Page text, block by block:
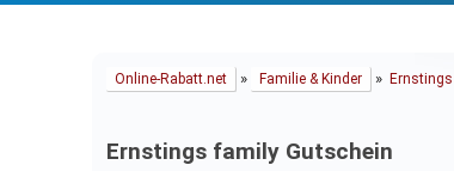
Online-Rabatt.net » Familie & Kinder »
Ernstings family Gutschein